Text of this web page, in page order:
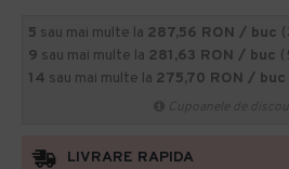
5 sau mai multe la 287,56 RON / buc
9 sau mai multe la 281,63 RON / buc
14 sau mai multe la 275,70 RON / buc
LIVRARE RAPIDA